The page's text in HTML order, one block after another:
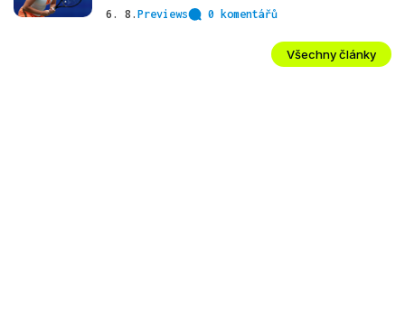
6. 8. Previews 0 komentářů
Všechny články